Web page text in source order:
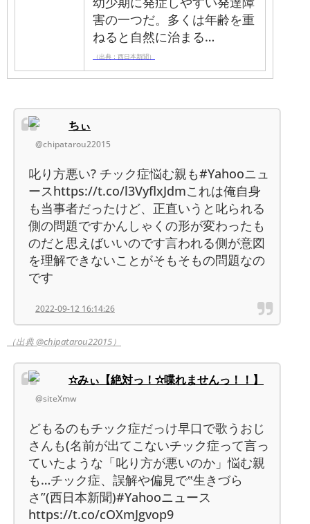
害の一つだ。多くは年齢を重
ねると自然に治まる…
（出典：西日本新聞）
ちぃ
@chipatarou22015
叱り方悪い? チック症悩む親も#Yahooニュ
ースhttps://t.co/l3VyflxJdmこれは俺自身
も当事者だったけど、正直いうと叱られる
側の問題ですかんしゃくの形が変わったも
のだと思えばいいのです言われる側が意図
を理解できないことがそもそもの問題なの
です
2022-09-12 16:14:26
（出典 @chipatarou22015）
✫みぃ【絶対っ！✫喋れませんっ！！】
@siteXmw
どもるのもチック症だっけ早口で歌うおじ
さんも(名前が出てこないチック症って言っ
ていたような「叱り方が悪いのか」悩む親
も…チック症、誤解や偏見で‟生きづら
さ”(西日本新聞)#Yahooニュース
https://t.co/cOXmJgvop9